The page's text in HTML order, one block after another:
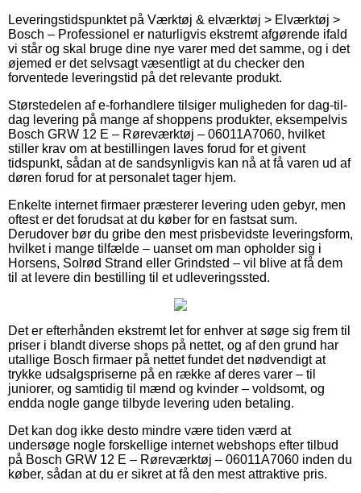
Leveringstidspunktet på Værktøj & elværktøj > Elværktøj >
Bosch – Professionel er naturligvis ekstremt afgørende ifald
vi står og skal bruge dine nye varer med det samme, og i det
øjemed er det selvsagt væsentligt at du checker den
forventede leveringstid på det relevante produkt.
Størstedelen af e-forhandlere tilsiger muligheden for dag-til-
dag levering på mange af shoppens produkter, eksempelvis
Bosch GRW 12 E – Røreværktøj – 06011A7060, hvilket
stiller krav om at bestillingen laves forud for et givent
tidspunkt, sådan at de sandsynligvis kan nå at få varen ud af
døren forud for at personalet tager hjem.
Enkelte internet firmaer præsterer levering uden gebyr, men
oftest er det forudsat at du køber for en fastsat sum.
Derudover bør du gribe den mest prisbevidste leveringsform,
hvilket i mange tilfælde – uanset om man opholder sig i
Horsens, Solrød Strand eller Grindsted – vil blive at få dem
til at levere din bestilling til et udleveringssted.
Det er efterhånden ekstremt let for enhver at søge sig frem til
priser i blandt diverse shops på nettet, og af den grund har
utallige Bosch firmaer på nettet fundet det nødvendigt at
trykke udsalgspriserne på en række af deres varer – til
juniorer, og samtidig til mænd og kvinder – voldsomt, og
endda nogle gange tilbyde levering uden betaling.
Det kan dog ikke desto mindre være tiden værd at
undersøge nogle forskellige internet webshops efter tilbud
på Bosch GRW 12 E – Røreværktøj – 06011A7060 inden du
køber, sådan at du er sikret at få den mest attraktive pris.